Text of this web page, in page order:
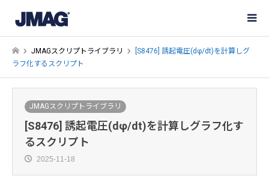
JMAGスクリプトライブラリ
[S8476] 誘起電圧(dφ/dt)を計算しグ
ラフ化するスクリプト
JMAGスクリプトライブラリ
[S8476] 誘起電圧(dφ/dt)を計算しグラフ化す
るスクリプト
2025-11-18